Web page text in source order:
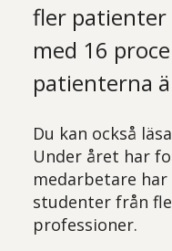
fler patienter
med 16
patienterna
Du kan också
Under året har
medarbetare
studenter från
professioner.